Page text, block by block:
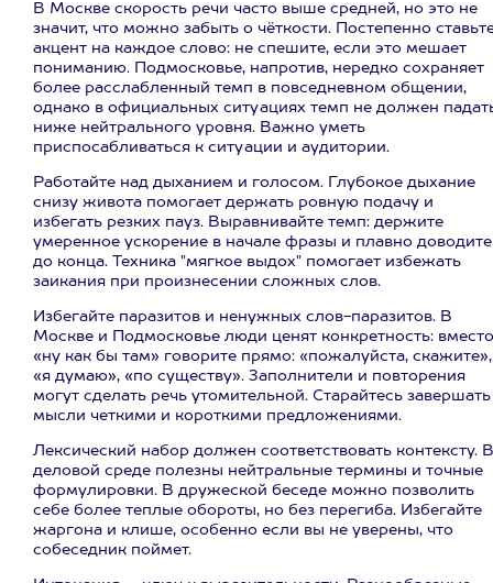
В Москве скорость речи часто выше средней, но это не
значит, что можно забыть о чёткости. Постепенно
акцент на каждое слово: не спешите, если это мешает
пониманию. Подмосковье, напротив, нередко сохраняет
более расслабленный темп в повседневном общении,
однако в официальных ситуациях темп не должен
ниже нейтрального уровня. Важно уметь
приспосабливаться к ситуации и аудитории.
Работайте над дыханием и голосом. Глубокое дыхание
снизу живота помогает держать ровную подачу и
избегать резких пауз. Выравнивайте темп: держите
умеренное ускорение в начале фразы и плавно доводите
до конца. Техника "мягкое выдох" помогает избежать
заикания при произнесении сложных слов.
Избегайте паразитов и ненужных слов-паразитов. В
Москве и Подмосковье люди ценят конкретность: вместо
«ну как бы там» говорите прямо: «пожалуйста, скажите»,
«я думаю», «по существу». Заполнители и повторения
могут сделать речь утомительной. Старайтесь завершать
мысли четкими и короткими предложениями.
Лексический набор должен соответствовать контексту. В
деловой среде полезны нейтральные термины и точные
формулировки. В дружеской беседе можно позволить
себе более теплые обороты, но без перегиба. Избегайте
жаргона и клише, особенно если вы не уверены, что
собеседник поймет.